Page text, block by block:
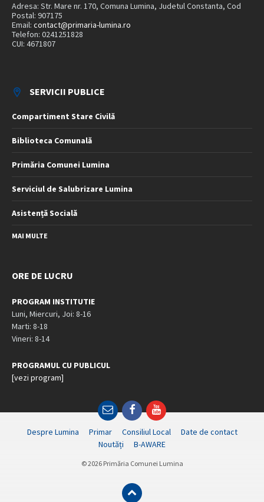
Adresa: Str. Mare nr. 170, Comuna Lumina, Judetul Constanta, Cod
Postal: 907175
Email: contact@primaria-lumina.ro
Telefon: 0241251828
CUI: 4671807
SERVICII PUBLICE
Compartiment Stare Civilă
Biblioteca Comunală
Primăria Comunei Lumina
Serviciul de Salubrizare Lumina
Asistență Socială
MAI MULTE
ORE DE LUCRU
PROGRAM INSTITUTIE
Luni, Miercuri, Joi: 8-16
Marti: 8-18
Vineri: 8-14
PROGRAMUL CU PUBLICUL
[vezi program]
EmailFacebookYouTube
Despre Lumina Primar Consiliul Local
Date de contact
Noutăți
B-AWARE
© 2026 Primăria Comunei Lumina